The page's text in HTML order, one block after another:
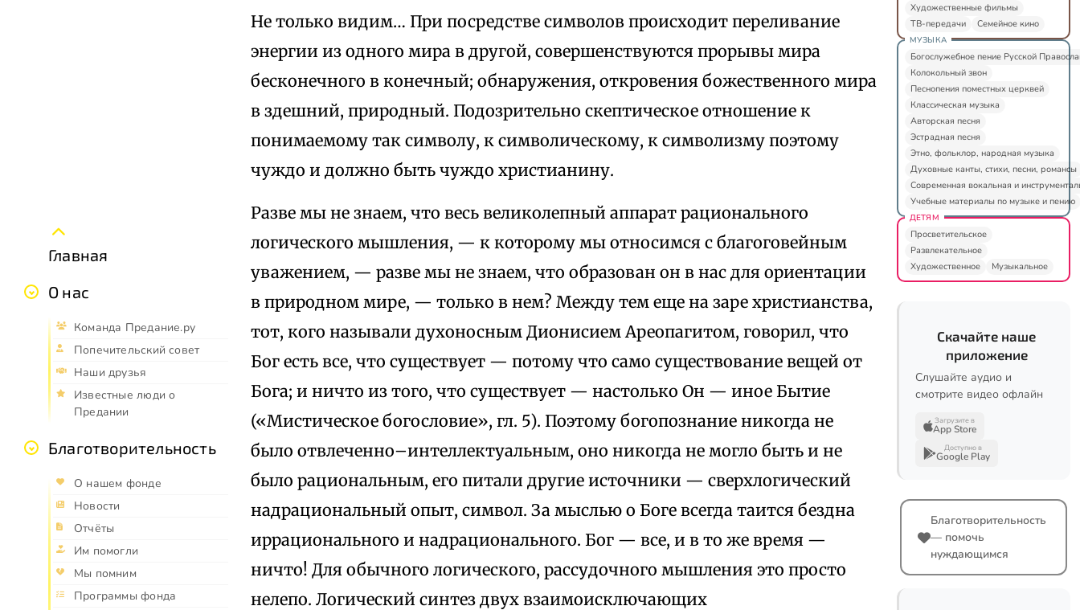
Главная
О нас
Команда Предание.ру
Попечительский совет
Наши друзья
Известные люди о
Предании
Благотворительность
О нашем фонде
Новости
Отчёты
Им помогли
Мы помним
Программы фонда
Не только видим… При посредстве символов происходит переливание
энергии из одного мира в другой, совершенствуются прорывы мира
бесконечного в конечный; обнаружения, откровения божественного мира
в здешний, природный. Подозрительно скептическое отношение к
понимаемому так символу, к символическому, к символизму поэтому
чуждо и должно быть чуждо христианину.
Разве мы не знаем, что весь великолепный аппарат рационального
логического мышления, — к которому мы относимся с благоговейным
уважением, — разве мы не знаем, что образован он в нас для ориентации
в природном мире, — только в нем? Между тем еще на заре христианства,
тот, кого называли духоносным Дионисием Ареопагитом, говорил, что
Бог есть все, что существует — потому что само существование вещей от
Бога; и ничто из того, что существует — настолько Он — иное Бытие
(«Мистическое богословие», гл. 5). Поэтому богопознание никогда не
было отвлеченно–интеллектуальным, оно никогда не могло быть и не
было рациональным, его питали другие источники — сверхлогический
надрациональный опыт, символ. За мыслью о Боге всегда таится бездна
иррационального и надрационального. Бог — все, и в то же время —
ничто! Для обычного логического, рассудочного мышления это просто
нелепо. Логический синтез двух взаимоисключающих
Художественные фильмы
ТВ-передачи
Семейное кино
МУЗЫКА
Богослужебное пение Русской
Колокольный звон
Песнопения поместных церквей
Классическая музыка
Авторская песня
Эстрадная песня
Этно, фольклор, народная музыка
Духовные канты, стихи, песни, романсы
Современная вокальная и
Учебные материалы по музыке и пению
ДЕТЯМ
Просветительское
Развлекательное
Художественное
Музыкальное
Скачайте наше
приложение
Слушайте аудио и
смотрите видео офлайн
Загрузите в
App Store
Доступно в
Google Play
Благотворительность
— помочь
нуждающимся